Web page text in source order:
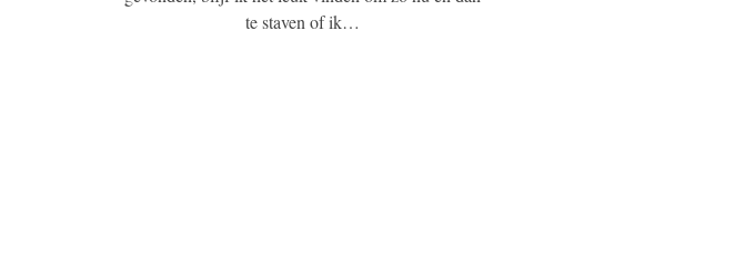
te staven of ik…